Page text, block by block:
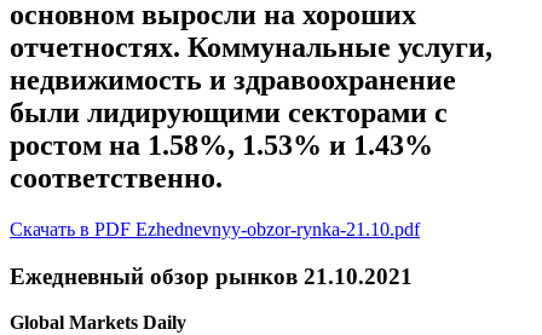
основном выросли на хороших
отчетностях. Коммунальные услуги,
недвижимость и здравоохранение
были лидирующими секторами с
ростом на 1.58%, 1.53% и 1.43%
соответственно.
Скачать в PDF Ezhednevnyy-obzor-rynka-21.10.pdf
Ежедневный обзор рынков 21.10.2021
Global Markets Daily